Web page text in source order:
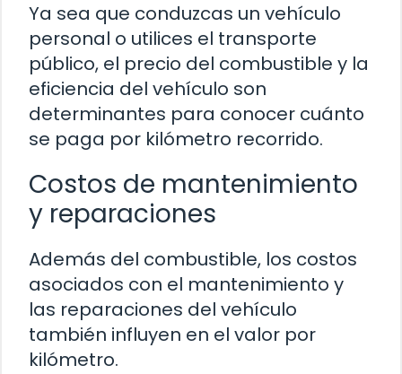
Ya sea que conduzcas un vehículo
personal o utilices el transporte
público, el precio del combustible y la
eficiencia del vehículo son
determinantes para conocer cuánto
se paga por kilómetro recorrido.
Costos de mantenimiento
y reparaciones
Además del combustible, los costos
asociados con el mantenimiento y
las reparaciones del vehículo
también influyen en el valor por
kilómetro.